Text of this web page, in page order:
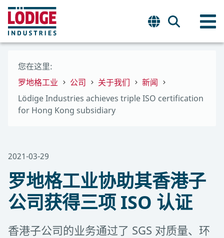
您在这里:
罗地格工业
公司 关于我们
新闻
Lödige Industries achieves triple ISO certification
for Hong Kong subsidiary
2021-03-29
罗地格工业协助其香港子
公司获得三项 ISO 认证
香港子公司的业务通过了 SGS 对质量、环